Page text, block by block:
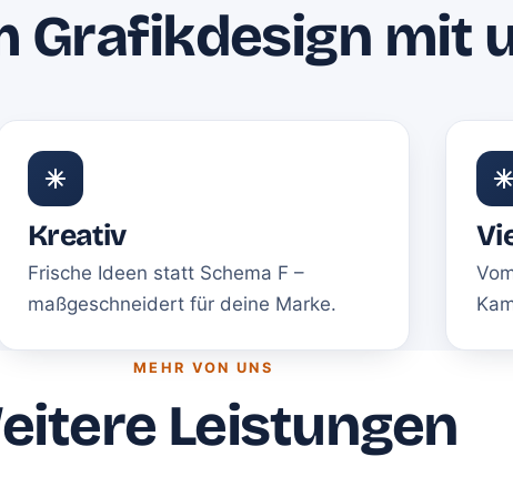
Grafikdesign mit
Kreativ
Frische Ideen statt Schema F –
maßgeschneidert für deine Marke.
MEHR VON UNS
Leistungen